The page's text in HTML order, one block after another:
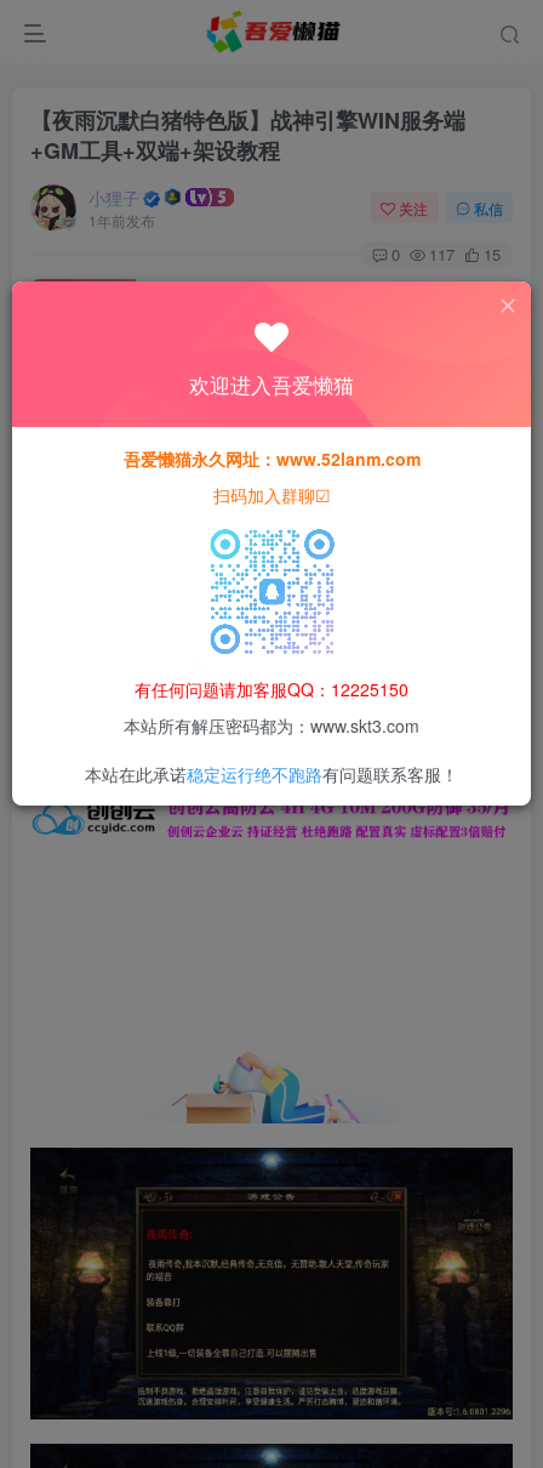
【夜雨沉默白猪特色版】战神引擎WIN服务端
+GM工具+双端+架设教程
小狸子
1年前发布
关注 私信
0 117 15
此内容为付费资源，请付费后查看
猫粮30
黄金会员猫粮15 钻石会员 免费
本站所有资源均为网络收集整理而来，仅供学习研究使用，请在下
载后24h内删除，谢谢合作！
本站资源仅用于学习交流，禁止商业运营与违法、侵权
果由使用者自行承担。
欢迎进入吾爱懒猫
吾爱懒猫永久网址：www.52lanm.com
扫码加入群聊☑
有任何问题请加客服QQ：12225150
本站所有解压密码都为：www.skt3.com
本站在此承诺稳定运行绝不跑路有问题联系客服！